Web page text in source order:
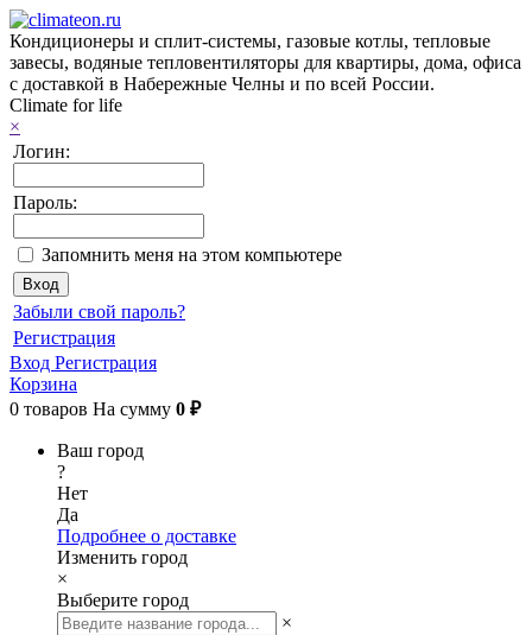
Кондиционеры и сплит-системы, газовые котлы, тепловые
завесы, водяные тепловентиляторы для квартиры, дома, офиса
с доставкой в Набережные Челны и по всей России.
Climate for life
×
Логин:
Пароль:
Запомнить меня на этом компьютере
Забыли свой пароль?
Регистрация
Вход Регистрация
Корзина
0 товаров На сумму 0 ₽
Ваш город
?
Нет
Да
Подробнее о доставке
Изменить город
×
Выберите город
×